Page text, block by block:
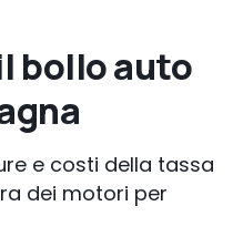
bollo auto
e costi della tassa
dei motori per